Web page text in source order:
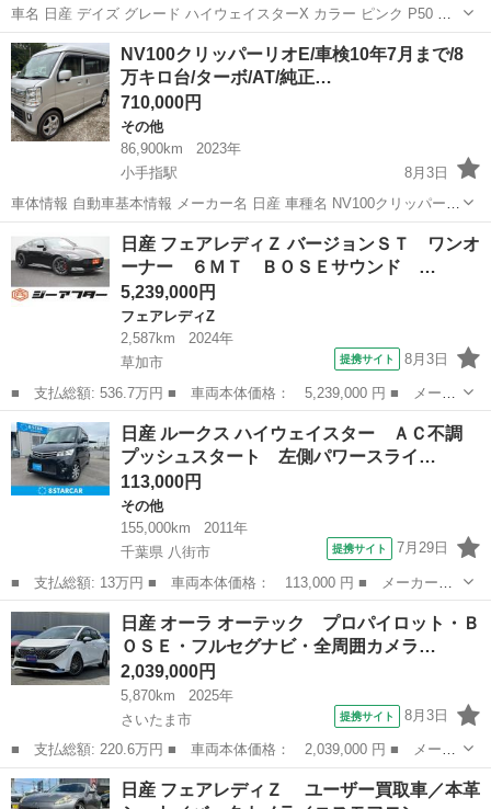
車名 日産 デイズ グレード ハイウェイスターX カラー ピンク P50 年
式 平成26年9月 車検 令和9年9月28日 エアコン有無 有り作動確認済
AT／MT AT【CVT】 排気量 660cc ドア数 5 定員 4人 ...
埼玉 桶川市 桶川駅 デイズ
NV100クリッパーリオE/車検10年7月まで/8
万キロ台/ターボ/AT/純正…
710,000円
その他
86,900km
2023年
小手指駅
8月3日
車体情報 自動車基本情報 メーカー名 日産 車種名 NV100クリッパーリ
オ グレード名 E 排気量 660 cc 年式 令和5年 (2023年) 5月 輸入車モデ
ル年式 - 走行距離 86,9...
所沢市 小手指駅 その他
日産 フェアレディＺ バージョンＳＴ ワンオ
ーナー ６ＭＴ ＢＯＳＥサウンド …
5,239,000円
フェアレディZ
2,587km
2024年
草加市
提携サイト 8月3日
■ 支払総額: 536.7万円 ■ 車両本体価格： 5,239,000 円 ■ メーカ
ー名： 日産 ■ 車種名： フェアレディＺ ■ グレード名： バー
ジョンＳＴ ワンオーナー ６ＭＴ ＢＯＳＥサウンド 禁煙車 純
正９イン...
埼玉 草加市 フェアレディZ
日産 ルークス ハイウェイスター ＡＣ不調
プッシュスタート 左側パワースライ…
113,000円
その他
155,000km
2011年
千葉県 八街市
提携サイト 7月29日
■ 支払総額: 13万円 ■ 車両本体価格： 113,000 円 ■ メーカー
名： 日産 ■ 車種名： ルークス ■ グレード名： ハイウェイス
ター ＡＣ不調 プッシュスタート 左側パワースライドドア 純正
１４インチアルミ...
千葉 八街市 その他
日産 オーラ オーテック プロパイロット・Ｂ
ＯＳＥ・フルセグナビ・全周囲カメラ…
2,039,000円
5,870km
2025年
さいたま市
提携サイト 8月3日
■ 支払総額: 220.6万円 ■ 車両本体価格： 2,039,000 円 ■ メーカ
ー名： 日産 ■ 車種名： オーラ ■ グレード名： オーテック
プロパイロット・ＢＯＳＥ・フルセグナビ・全周囲カメラ・ＢＴオー
埼玉 さいたま市 日産
日産 フェアレディＺ ユーザー買取車／本革